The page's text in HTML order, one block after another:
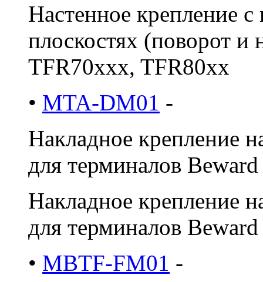
Настенное крепление
плоскостях (поворот и
TFR70xxx, TFR80xx
• MTA-DM01 -
Накладное крепление
для терминалов
Накладное крепление
для терминалов
• MBTF-FM01 -